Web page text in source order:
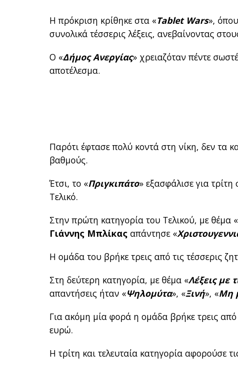
Η πρόκριση κρίθηκε στα «Tablet Wars»,
συνολικά τέσσερις λέξεις, ανεβαίνοντας
Ο «Δήμος Ανεργίας» χρειαζόταν πέντε
αποτέλεσμα.
Παρότι έφτασε πολύ κοντά στη νίκη, δεν τα
βαθμούς.
Έτσι, το «Πριγκιπάτο» εξασφάλισε για
Τελικό.
Στην πρώτη κατηγορία του Τελικού, με θέμα «
Γιάννης Μπλίκας απάντησε «
Η ομάδα του βρήκε τρεις από τις τέσσερις
Στη δεύτερη κατηγορία, με θέμα «Λέξεις με
απαντήσεις ήταν «Ψηλομύτα», «Ξινή», «Μη
Για ακόμη μία φορά η ομάδα βρήκε τρεις από
ευρώ.
Η τρίτη και τελευταία κατηγορία αφορούσε